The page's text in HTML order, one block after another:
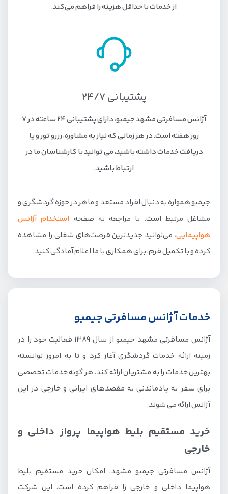
از خدمات با حداقل هزینه را فراهم می‌کند.
پشتیبانی 24/7
آژانس مسافرتی مشهد جیمبو، دارای پشتیبانی 24 ساعته در 7
روز هفته است. در هر زمانی که نیاز به مشاوره، رزرو تور و یا
دریافت خدمات داشته باشید، می توانید با کارشناسان ما در
ارتباط باشید.
جیمبو همواره به دنبال افراد مستعد و ماهر در حوزه گردشگری و
مشاغل مرتبط است. با مراجعه به صفحه استخدام آژانس
هواپیمایی، می‌توانید جدیدترین فرصت‌های شغلی را مشاهده
کرده و با تکمیل فرم، برای همکاری با ما اعلام آمادگی کنید.
خدمات آژانس مسافرتی جیمبو
آژانس مسافرتی مشهد جیمبو از سال 1389 فعالیت خود را در
زمینه ارائه خدمات گردشگری آغاز کرد و تا به امروز توانسته
بهترین خدمات را به مشتریان ارائه کند. هر گونه خدمات تخصصی
برای سفر به یادماندنی به مقصدهای ایرانی و خارجی در این
آژانس ارائه می شوند.
خرید مستقیم بلیط هواپیما پرواز داخلی و
خارجی
آژانس مسافرتی جیمبو مشهد، امکان خرید مستقیم بلیط
هواپیما داخلی و خارجی را فراهم کرده است. این شرکت